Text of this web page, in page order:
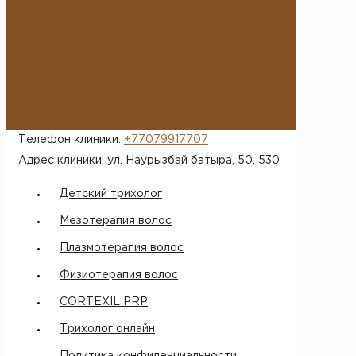
Телефон клиники: +77079917707
Адрес клиники: ул. Наурызбай батыра, 50​, 530
Детский трихолог
Мезотерапия волос
Плазмотерапия волос
Физиотерапия волос
CORTEXIL PRP
Трихолог онлайн